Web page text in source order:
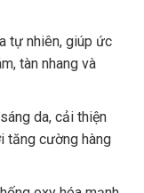
tự nhiên, giúp ức
tàn nhang và
da, cải thiện
tăng cường hàng